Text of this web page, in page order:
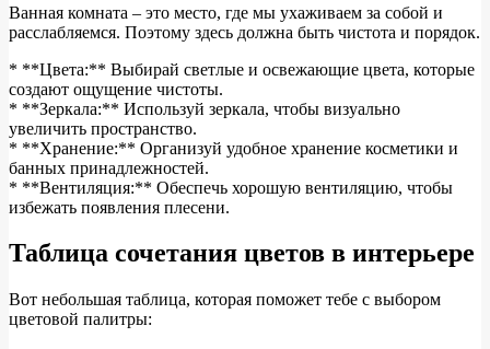
Ванная комната – это место, где мы ухаживаем за собой и
расслабляемся. Поэтому здесь должна быть чистота и порядок.
* **Цвета:** Выбирай светлые и освежающие цвета, которые
создают ощущение чистоты.
* **Зеркала:** Используй зеркала, чтобы визуально
увеличить пространство.
* **Хранение:** Организуй удобное хранение косметики и
банных принадлежностей.
* **Вентиляция:** Обеспечь хорошую вентиляцию, чтобы
избежать появления плесени.
Таблица сочетания цветов в интерьере
Вот небольшая таблица, которая поможет тебе с выбором
цветовой палитры: